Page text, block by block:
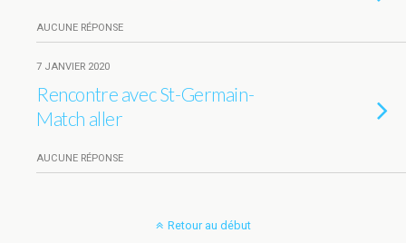
AUCUNE RÉPONSE
7 JANVIER 2020
Rencontre avec St-Germain-
Match aller
AUCUNE RÉPONSE
Retour au début